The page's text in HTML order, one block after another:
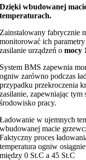
Dzięki wbudowanej
temperaturach.
Zainstalowany fabrycznie
monitorować ich
zasilanie urządzeń omocy
System BMS zapewnia
ogniw zarówno podczas
przypadku przekroczenia
zasilanie, zapewniając tym
środowisko pracy.
Ładowanie w ujemnych
wbudowanej macie
Faktyczny proces
temperatura ogniw
między 0 St.C a 45 St.C